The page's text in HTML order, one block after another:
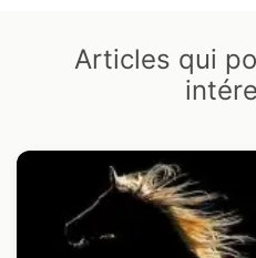
Articles qui